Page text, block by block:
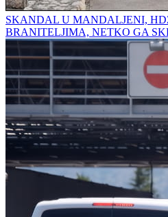
SKANDAL U MANDALJENI,
BRANITELJIMA, NETKO GA